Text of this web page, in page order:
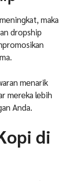
maka
dropship
menarik
mereka lebih
Anda.
di